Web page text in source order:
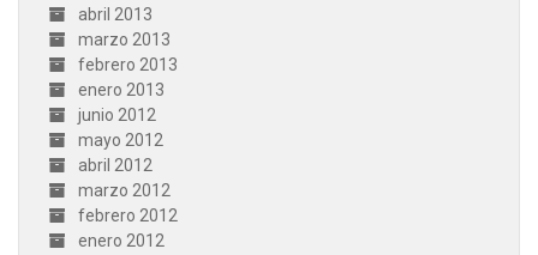
abril 2013
marzo 2013
febrero 2013
enero 2013
junio 2012
mayo 2012
abril 2012
marzo 2012
febrero 2012
enero 2012